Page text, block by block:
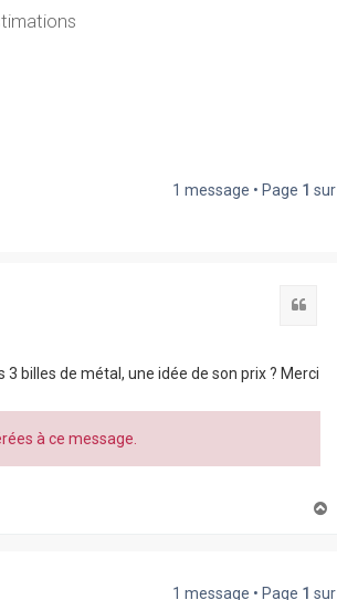
1 message • Page 1 sur
billes de métal, une idée de son prix ? Merci
à ce message.
1 message • Page 1 sur